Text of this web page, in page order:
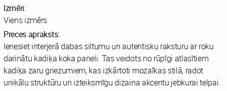
Izmēri:
Viens izmērs
Preces apraksts:
Ienesiet interjerā dabas siltumu un autentisku raksturu ar roku
darinātu kadiķa koka paneli. Tas veidots no rūpīgi atlasītiem
kadiķa zaru griezumiem, kas izkārtoti mozaīkas stilā, radot
unikālu struktūru un izteiksmīgu dizaina akcentu jebkurai telpai.